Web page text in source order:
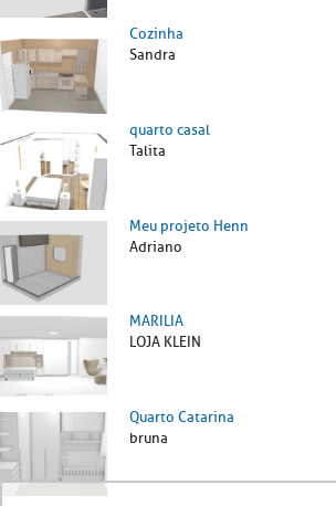
Cozinha
Sandra
quarto casal
Talita
Meu projeto Henn
Adriano
MARILIA
LOJA KLEIN
Quarto Catarina
bruna